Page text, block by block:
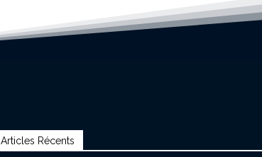
Articles Récents